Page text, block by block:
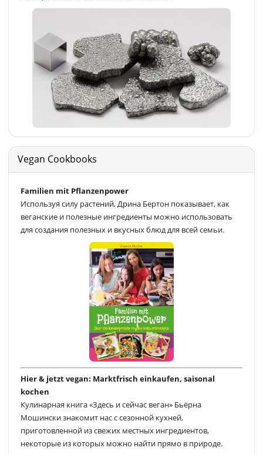
Vegan Cookbooks
Familien mit Pflanzenpower
Используя силу растений, Дрина Бертон показывает, как
веганские и полезные ингредиенты можно использовать
для создания полезных и вкусных блюд для всей семьи.
Hier & jetzt vegan: Marktfrisch einkaufen, saisonal
kochen
Кулинарная книга «Здесь и сейчас веган» Бьёрна
Мошински знакомит нас с сезонной кухней,
приготовленной из свежих местных ингредиентов,
некоторые из которых можно найти прямо в природе.